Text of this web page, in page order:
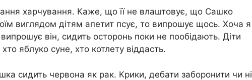
харчування. Каже, що її не влаштовує, що Сашко
виглядом дітям апетит псує, то випрошує щось. Хоча я
він, сидить осторонь поки не пообідають. Діти
яблуко суне, хто котлету віддасть.
сидить червона як рак. Крики, дебати заборонити чи ні